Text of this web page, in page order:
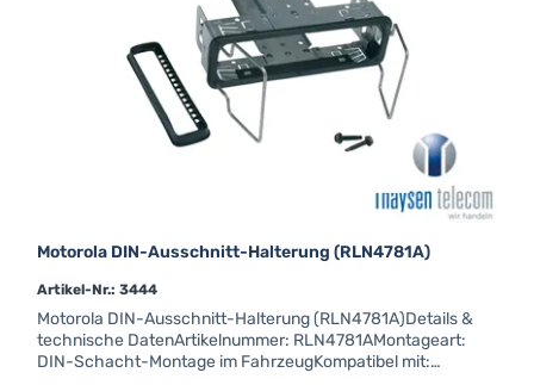
Motorola DIN-Ausschnitt-Halterung (RLN4781A)
Artikel-Nr.: 3444
Motorola DIN-Ausschnitt-Halterung (RLN4781A)Details &
technische DatenArtikelnummer: RLN4781AMontageart:
DIN-Schacht-Montage im FahrzeugKompatibel mit: